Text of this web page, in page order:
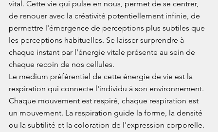
vital. Cette vie qui pulse en nous, permet de se centrer,
de renouer avec la créativité potentiellement infinie, de
permettre l'émergence de perceptions plus subtiles que
les perceptions habituelles. Se laisser surprendre à
chaque instant par l’énergie vitale présente au sein de
chaque recoin de nos cellules.
Le medium préférentiel de cette énergie de vie est la
respiration qui connecte l'individu à son environnement.
Chaque mouvement est respiré, chaque respiration est
un mouvement. La respiration guide la forme, la densité
ou la subtilité et la coloration de l'expression corporelle.